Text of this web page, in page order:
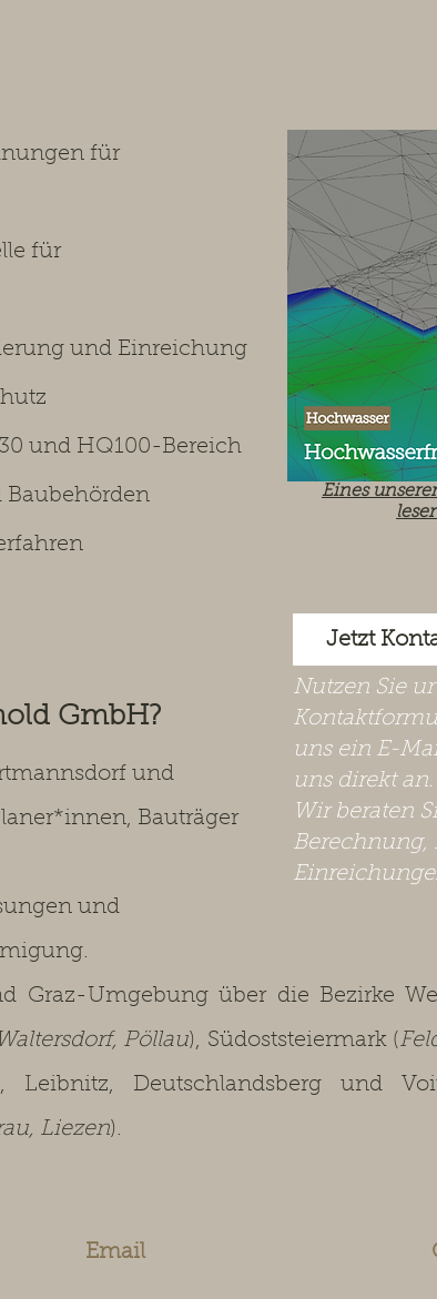
für
für
und Einreichung
und HQ100-Bereich
Eines
Jetzt
​Nutzen Sie
uns ein E-
uns direkt an.
Wir beraten
Berechnung,
GmbH?
und
Bauträger
und
Graz-Umgebung über die Bezirke
Pöllau), Südoststeiermark (
Leibnitz, Deutschlandsberg und
Liezen).
Email